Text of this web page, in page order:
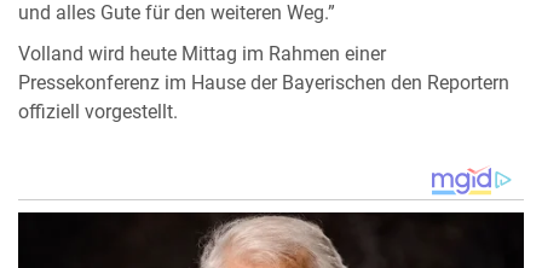
und alles Gute für den weiteren Weg.”
Volland wird heute Mittag im Rahmen einer
Pressekonferenz im Hause der Bayerischen den Reportern
offiziell vorgestellt.